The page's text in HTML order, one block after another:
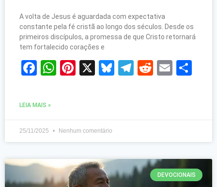
A volta de Jesus é aguardada com expectativa
constante pela fé cristã ao longo dos séculos. Desde os
primeiros discípulos, a promessa de que Cristo retornará
tem fortalecido corações e
Facebook
WhatsApp
Pinterest
X Bluesky
Telegram
Reddit
Email
LEIA MAIS »
25/11/2025 Nenhum comentário
DEVOCIONAIS